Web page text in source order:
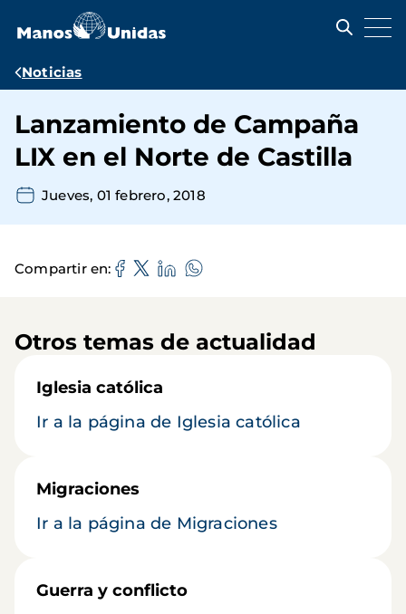
contenido
Ruta
navegación
Noticias
Lanzamiento de Campaña
LIX en el Norte de Castilla
Jueves, 01 febrero, 2018
Compartir en
Otros temas de actualidad
Iglesia católica
Ir a la página de Iglesia católica
Migraciones
Ir a la página de Migraciones
Guerra y conflicto